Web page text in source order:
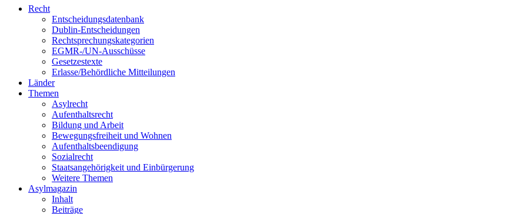
Recht
Entscheidungsdatenbank
Dublin-Entscheidungen
Rechtsprechungskategorien
EGMR-/UN-Ausschüsse
Gesetzestexte
Erlasse/Behördliche Mitteilungen
Länder
Themen
Asylrecht
Aufenthaltsrecht
Bildung und Arbeit
Bewegungsfreiheit und Wohnen
Aufenthaltsbeendigung
Sozialrecht
Staatsangehörigkeit und Einbürgerung
Weitere Themen
Asylmagazin
Inhalt
Beiträge